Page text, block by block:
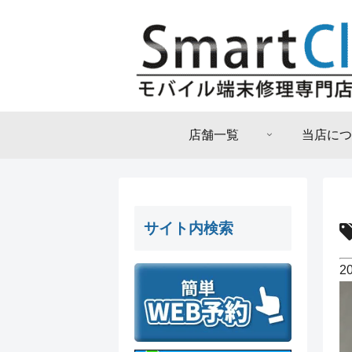
店舗一覧 当店に
サイト内検索